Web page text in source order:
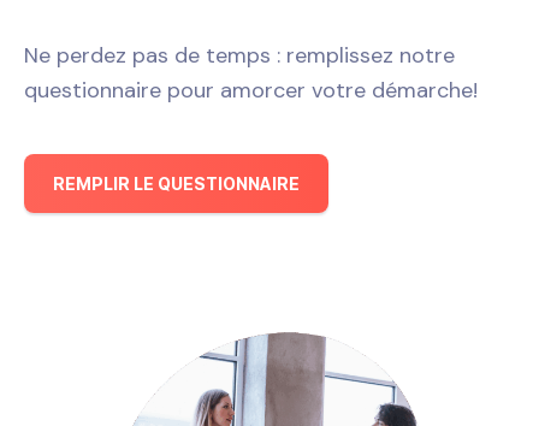
Ne perdez pas de temps : remplissez notre
questionnaire pour amorcer votre démarche!
REMPLIR LE QUESTIONNAIRE